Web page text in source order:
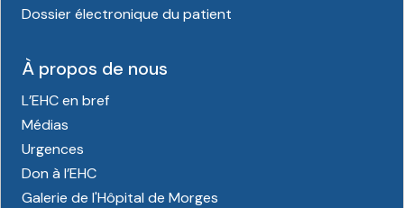
Dossier électronique du patient
À propos de nous
L’EHC en bref
Médias
Urgences
Don à l’EHC
Galerie de l'Hôpital de Morges